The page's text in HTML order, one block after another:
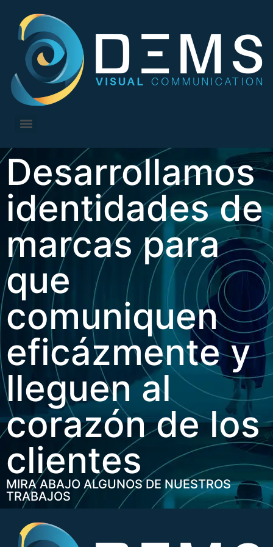
Desarrollamos
identidades de
marcas para
que
comuniquen
eficázmente y
lleguen al
corazón de los
clientes
MIRA ABAJO ALGUNOS DE NUESTROS
TRABAJOS